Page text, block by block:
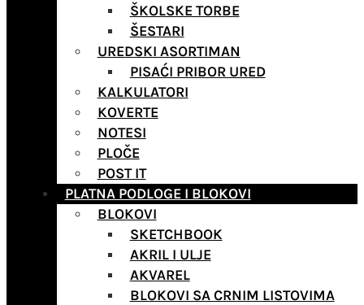
ŠKOLSKE TORBE
ŠESTARI
UREDSKI ASORTIMAN
PISAĆI PRIBOR URED
KALKULATORI
KOVERTE
NOTESI
PLOČE
POST IT
PLATNA PODLOGE I BLOKOVI
BLOKOVI
SKETCHBOOK
AKRIL I ULJE
AKVAREL
BLOKOVI SA CRNIM LISTOVIMA